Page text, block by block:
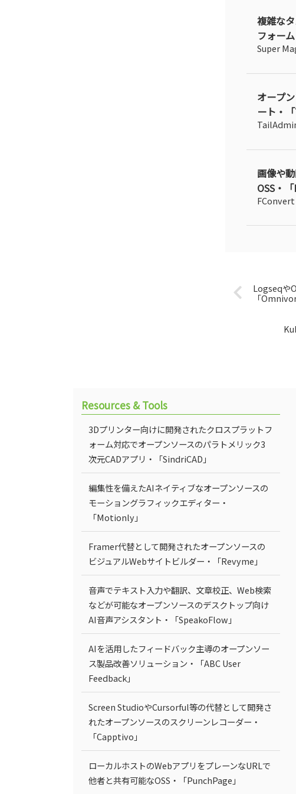
複雑な
フォー
Super
オープ
ート・
画像や
OSS・
FConvert
Logseqや
「
Resources & Tools
3Dプリンター向けに開発されたクロスプラットフ
ォーム対応でオープンソースのパラトメリック3
次元CADアプリ・「SindriCAD」
編集性を備えたAIネイティブなオープンソースの
モーショングラフィックエディター・
「Motionly」
Framer代替として開発されたオープンソースの
ビジュアルWebサイトビルダー・「Revyme」
音声でテキスト入力や翻訳、文章校正、Web検索
などが可能なオープンソースのデスクトップ向け
AI音声アシスタント・「SpeakoFlow」
AIを活用したフィードバック主導のオープンソー
ス製品改善ソリューション・「ABC User
Feedback」
Screen StudioやCursorful等の代替として開発さ
れたオープンソースのスクリーンレコーダー・
「Capptivo」
ローカルホストのWebアプリをプレーンなURLで
他者と共有可能なOSS・「PunchPage」